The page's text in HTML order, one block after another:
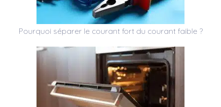
Pourquoi séparer le courant fort du courant faible ?